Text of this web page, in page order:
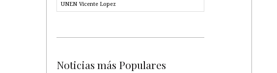
UNEN Vicente Lopez
Noticias más Populares